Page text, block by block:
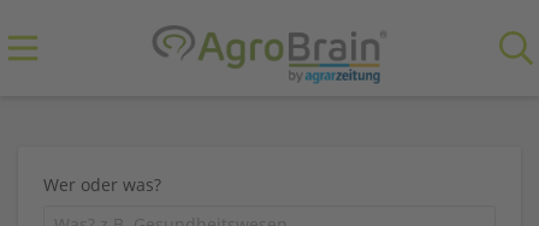
Wer oder was?